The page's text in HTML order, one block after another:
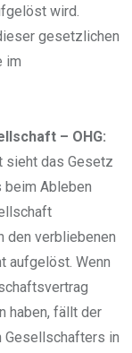
wird.
gesetzlichen
im
– OHG:
sieht das Gesetz
beim Ableben
den verbliebenen
aufgelöst. Wenn
haben, fällt der
Gesellschafters in